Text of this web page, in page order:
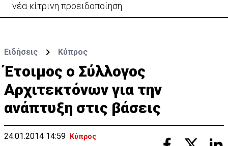
θα τελειώσει σύντομα»
Ειδήσεις Κύπρος
Έτοιμος ο Σύλλογος
Αρχιτεκτόνων για την
ανάπτυξη στις βάσεις
24.01.2014 14:59 Κύπρος